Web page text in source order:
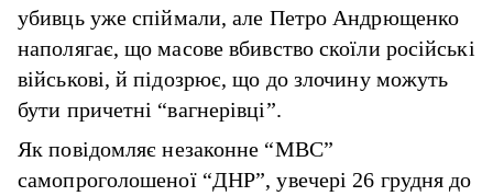
убивць уже спіймали, але Петро Андрющенко
наполягає, що масове вбивство скоїли російські
військові, й підозрює, що до злочину можуть
бути причетні “вагнерівці”.
Як повідомляє незаконне “МВС”
самопроголошеної “ДНР”, увечері 26 грудня до